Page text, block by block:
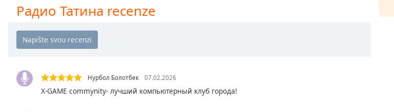
Chapters
descriptions
selected
Subtitles
Радио Татина recenze
Нурбол Болотбек 07.02.2026
X-GAME commynity- лучший компьютерный клуб города!